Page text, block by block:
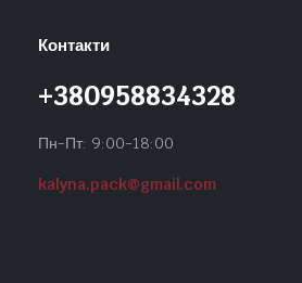
Контакти
+380958834328
Пн-Пт: 9:00-18:00
kalyna.pack@gmail.com